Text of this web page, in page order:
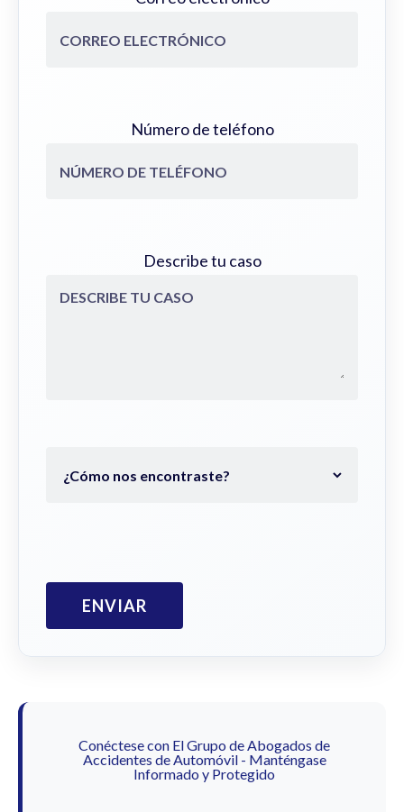
Número de teléfono
Describe tu caso
Conéctese con El Grupo de Abogados de
Accidentes de Automóvil - Manténgase
Informado y Protegido